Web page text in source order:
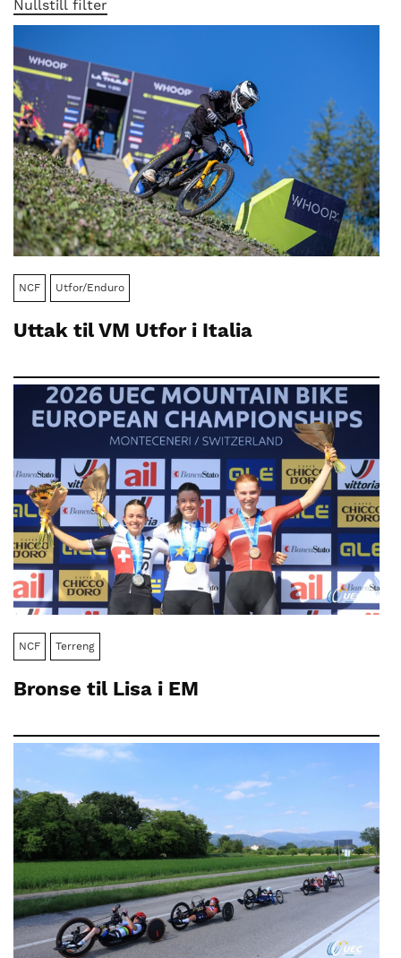
til
bli
en
folkesport.
Nullstill filter
NCF Utfor/Enduro
Uttak til VM Utfor i Italia
NCF Terreng
Bronse til Lisa i EM